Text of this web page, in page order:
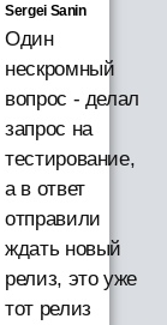
Sergei Sanin
Один
нескромный
вопрос - делал
запрос на
тестирование,
а в ответ
отправили
ждать новый
релиз, это уже
тот релиз